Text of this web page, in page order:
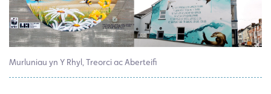
Murluniau yn Y Rhyl, Treorci ac Aberteifi